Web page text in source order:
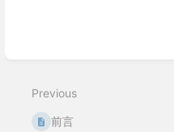
mode
Previous
前言